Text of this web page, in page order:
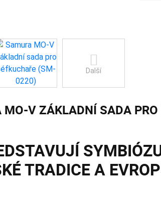
Další
V ZÁKLADNÍ SADA PRO
TRADICE A